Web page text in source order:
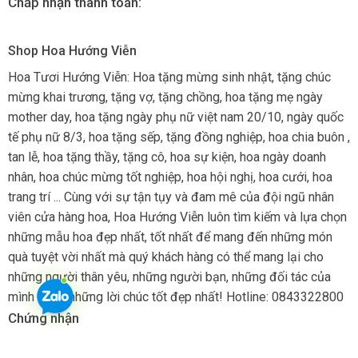
Shop Hoa Hướng Viễn
Hoa Tươi Hướng Viễn: Hoa tặng mừng sinh nhật, tặng chúc
mừng khai trương, tặng vợ, tặng chồng, hoa tặng mẹ ngày
mother day, hoa tặng ngày phụ nữ việt nam 20/10, ngày quốc
tế phụ nữ 8/3, hoa tặng sếp, tặng đồng nghiệp, hoa chia buôn ,
tan lễ, hoa tặng thầy, tặng cô, hoa sự kiện, hoa ngày doanh
nhân, hoa chúc mừng tốt nghiệp, hoa hội nghị, hoa cưới, hoa
trang trí ... Cùng với sự tận tụy và đam mê của đội ngũ nhân
viên cửa hàng hoa, Hoa Hướng Viễn luôn tìm kiếm và lựa chọn
những mẫu hoa đẹp nhất, tốt nhất để mang đến những món
quà tuyệt vời nhất mà quý khách hàng có thể mang lại cho
những người thân yêu, những người bạn, những đối tác của
mình bằng những lời chúc tốt đẹp nhất! Hotline: 0843322800
Chứng nhận